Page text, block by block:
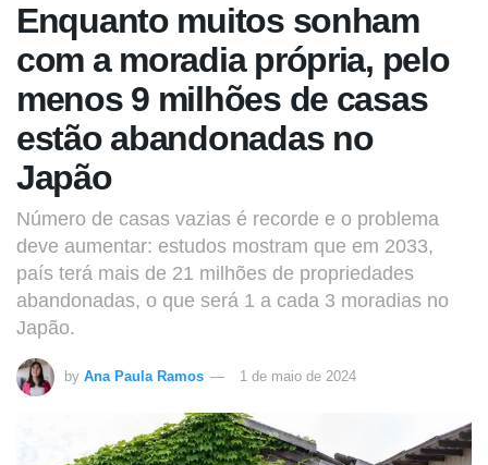
Enquanto muitos sonham
com a moradia própria, pelo
menos 9 milhões de casas
estão abandonadas no
Japão
Número de casas vazias é recorde e o problema
deve aumentar: estudos mostram que em 2033,
país terá mais de 21 milhões de propriedades
abandonadas, o que será 1 a cada 3 moradias no
Japão.
by Ana Paula Ramos 1 de maio de 2024